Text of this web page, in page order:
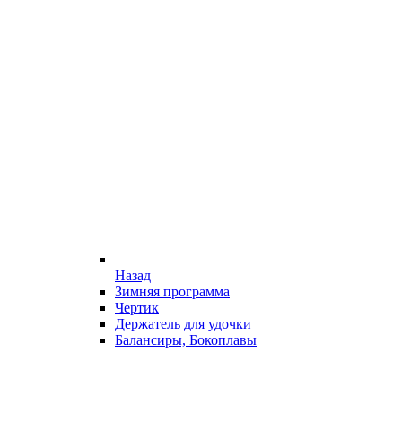
Назад
Зимняя программа
Чертик
Держатель для удочки
Балансиры, Бокоплавы